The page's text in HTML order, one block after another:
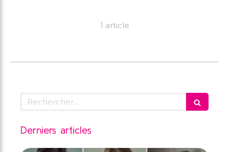
1 article
Rechercher
Derniers articles